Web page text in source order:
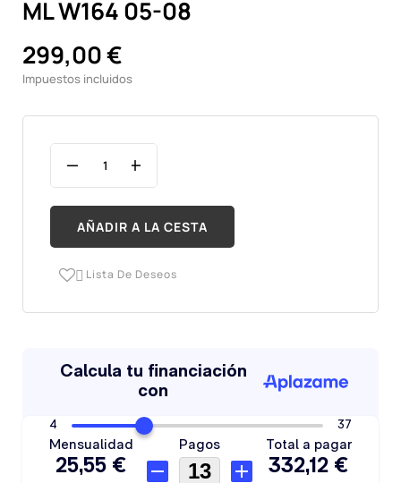
ML W164 05-08
299,00 €
Impuestos incluidos
AÑADIR A LA CESTA
 Lista De Deseos